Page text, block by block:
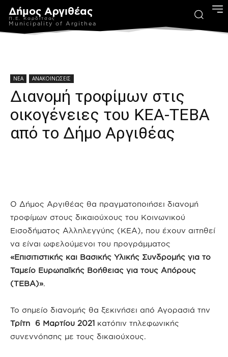
Δήμος Αργιθέας
Π.Ε. Καρδίτσας
Municipality of Argithea
ΝΕΑ ΑΝΑΚΟΙΝΩΣΕΙΣ
Διανομή τροφίμων στις
οικογένειες του ΚΕΑ-TEBA
από το Δήμο Αργιθέας
Ο Δήμος Αργιθέας θα πραγματοποιήσει διανομή
τροφίμων στους δικαιούχους του Κοινωνικού
Εισοδήματος Αλληλεγγύης (ΚΕΑ), που έχουν αιτηθεί
να είναι ωφελούμενοι του προγράμματος
«Επισιτιστικής και Βασικής Υλικής Συνδρομής για το
Ταμείο Ευρωπαϊκής Βοήθειας για τους Απόρους
(ΤΕΒΑ)».
Το σημείο διανομής θα ξεκινήσει από Αγορασιά την
Τρίτη 6 Μαρτίου 2021 κατόπιν τηλεφωνικής
συνεννόησης με τους δικαιούχους.